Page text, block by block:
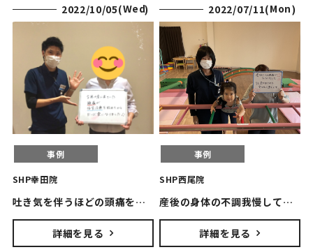
PRICE
2022/10/05(Wednesday
)
事例
SHP幸田院
吐き気を伴うほどの頭痛を根本原因から改善！
詳細を見る
2022/07/11(Monday
)
事例
SHP西尾院
産後の身体の不調我慢していませんか？
詳細を見る